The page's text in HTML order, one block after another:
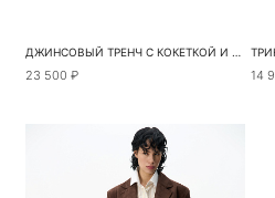
ДЖИНСОВЫЙ ТРЕНЧ С КОКЕТКОЙ И ПАТАМИ
23 500 ₽ 14